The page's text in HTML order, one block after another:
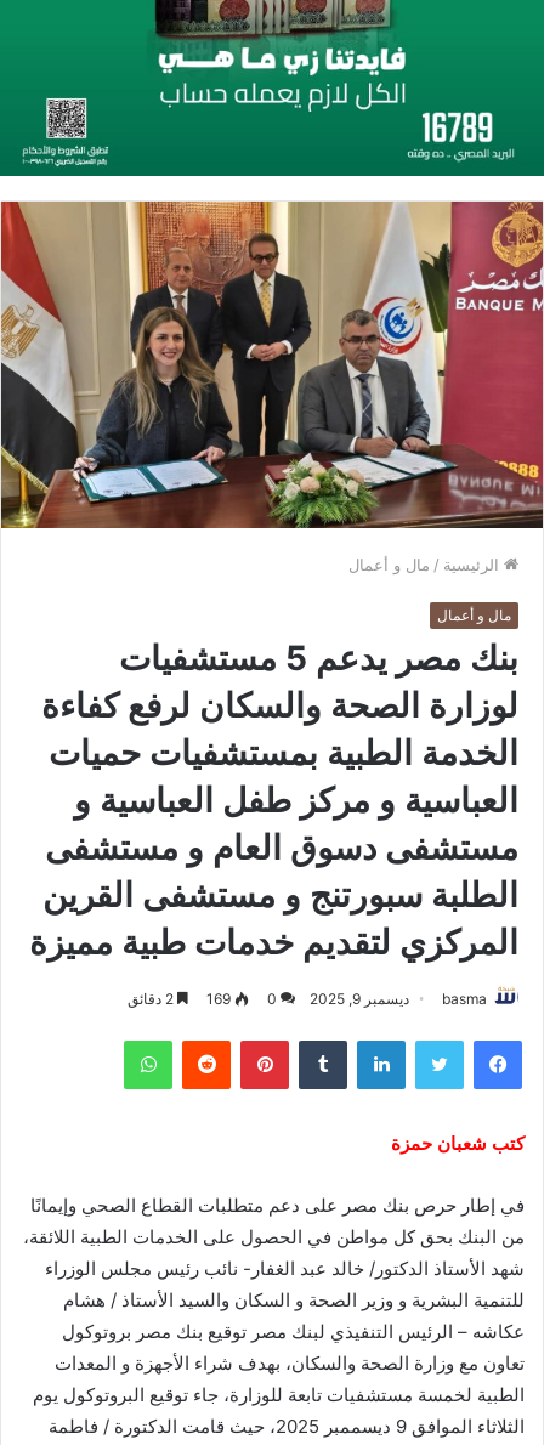
الرئيسية / مال و أعمال
مال و أعمال
بنك مصر يدعم 5 مستشفيات
لوزارة الصحة والسكان لرفع كفاءة
الخدمة الطبية بمستشفيات حميات
العباسية و مركز طفل العباسية و
مستشفى دسوق العام و مستشفى
الطلبة سبورتنج و مستشفى القرين
المركزي لتقديم خدمات طبية مميزة
basma ديسمبر 9, 2025 0
169
فيسبوك تويتر لينكدإن بينتيريست واتساب
كتب شعبان حمزة
في إطار حرص بنك مصر على دعم متطلبات القطاع الصحي وإيمانًا
من البنك بحق كل مواطن في الحصول على الخدمات الطبية اللائقة،
شهد الأستاذ الدكتور/ خالد عبد الغفار- نائب رئيس مجلس الوزراء
للتنمية البشرية و وزير الصحة و السكان والسيد الأستاذ / هشام
عكاشه – الرئيس التنفيذي لبنك مصر توقيع بنك مصر بروتوكول
تعاون مع وزارة الصحة والسكان، بهدف شراء الأجهزة و المعدات
الطبية لخمسة مستشفيات تابعة للوزارة، جاء توقيع البروتوكول يوم
الثلاثاء الموافق 9 ديسممبر 2025، حيث قامت الدكتورة / فاطمة